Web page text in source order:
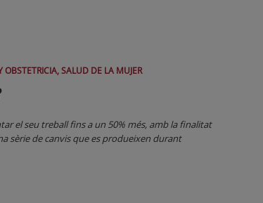
SALUD DE LA MUJER
el seu treball fins a un 50% més, amb la finalitat
sèrie de canvis que es produeixen durant